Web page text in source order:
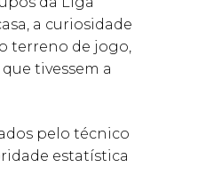
a curiosidade
terreno de jogo,
tivessem a
pelo técnico
estatística